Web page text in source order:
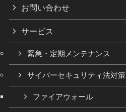
お問い合わせ
サービス
緊急・定期メンテナンス
サイバーセキュリティ法対策
ファイアウォール